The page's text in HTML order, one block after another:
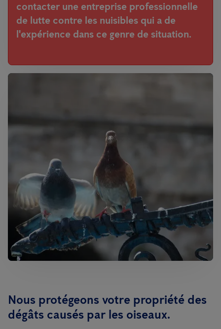
contacter une entreprise professionnelle
de lutte contre les nuisibles qui a de
l'expérience dans ce genre de situation.
Nous protégeons votre propriété des
dégâts causés par les oiseaux.